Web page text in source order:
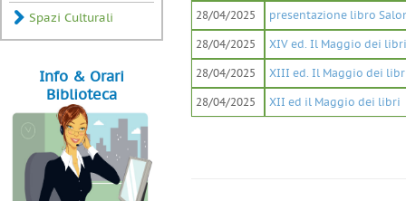
28/04/2025 presentazione libro
28/04/2025 XIV ed. Il Maggio dei
28/04/2025 XIII ed. Il Maggio dei
28/04/2025 XII ed il Maggio dei libri
Spazi Culturali
Info & Orari
Biblioteca